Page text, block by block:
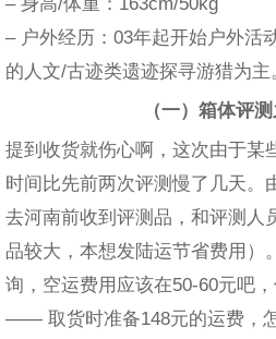
– 户外经历：03年起开始户外活
的人文/古迹类遗迹探寻游猎为主
（一）箱体评
提到收货就伤心啊，这次由于某
时间比先前两次评测慢了几天。
去河南前收到评测品，和评测人
品较大，本想发陆运节省费用）
询，空运费用应该在50-60元吧
—— 取货时准备148元的运费，